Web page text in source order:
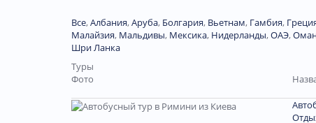
Все,Албания,Аруба, Болгария, Вьетнам, Гамбия,
Малайзия, Мальдивы, Мексика, Нидерланды,ОАЭ,
Шри Ланка
Туры
Фото